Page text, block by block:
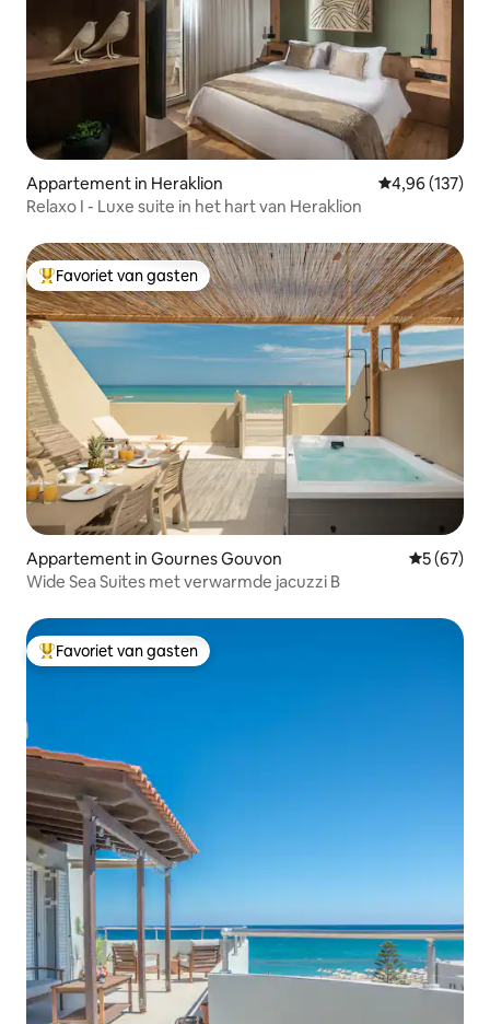
Appartement in Heraklion Gemiddelde
4,96 (137)
Relaxo I - Luxe suite in het hart van Heraklion
Topfavoriet van gasten
Favoriet van gasten
Appartement in Gournes Gouvon
5 (67)
Wide Sea Suites met verwarmde jacuzzi B
Topfavoriet van gasten
Favoriet van gasten